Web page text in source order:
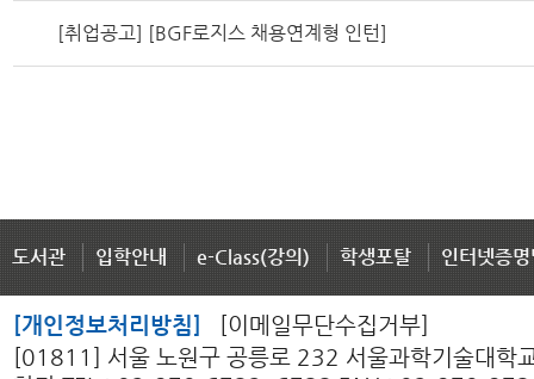
[취업공고] [BGF로지스 채용연계형 인턴]
도서관 입학안내 e-Class(강의) 학생포탈 인터넷증
[개인정보처리방침]
[이메일무단수집거부]
[01811] 서울 노원구 공릉로 232 서울과학기술대학